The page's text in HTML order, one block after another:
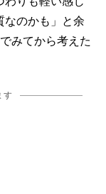
なのかも」と余
みてから考えた
す